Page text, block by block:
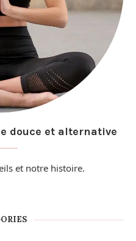
douce et alternative
et notre histoire.